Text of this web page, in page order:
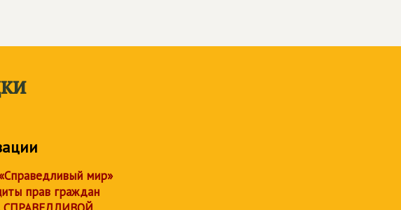
мир»
прав граждан